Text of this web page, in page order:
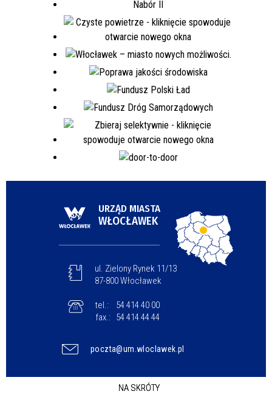
URZĄD MIASTA
WŁOCŁAWEK
ul. Zielony Rynek 11/13
87-800 Włocławek
tel.:
54 414 40 00
fax.:
54 414 44 44
poczta@um.wloclawek.pl
NA SKRÓTY